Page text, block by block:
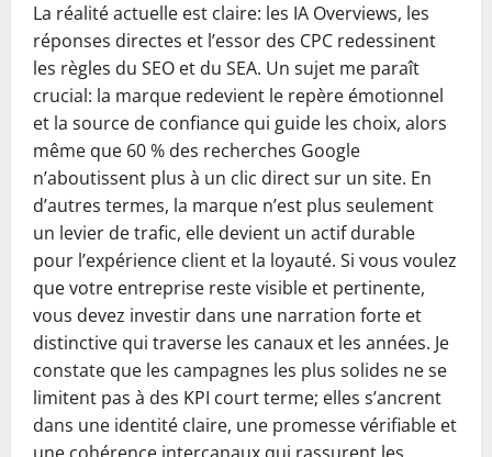
La réalité actuelle est claire: les IA Overviews, les
réponses directes et l’essor des CPC redessinent
les règles du SEO et du SEA. Un sujet me paraît
crucial: la marque redevient le repère émotionnel
et la source de confiance qui guide les choix, alors
même que 60 % des recherches Google
n’aboutissent plus à un clic direct sur un site. En
d’autres termes, la marque n’est plus seulement
un levier de trafic, elle devient un actif durable
pour l’expérience client et la loyauté. Si vous voulez
que votre entreprise reste visible et pertinente,
vous devez investir dans une narration forte et
distinctive qui traverse les canaux et les années. Je
constate que les campagnes les plus solides ne se
limitent pas à des KPI court terme; elles s’ancrent
dans une identité claire, une promesse vérifiable et